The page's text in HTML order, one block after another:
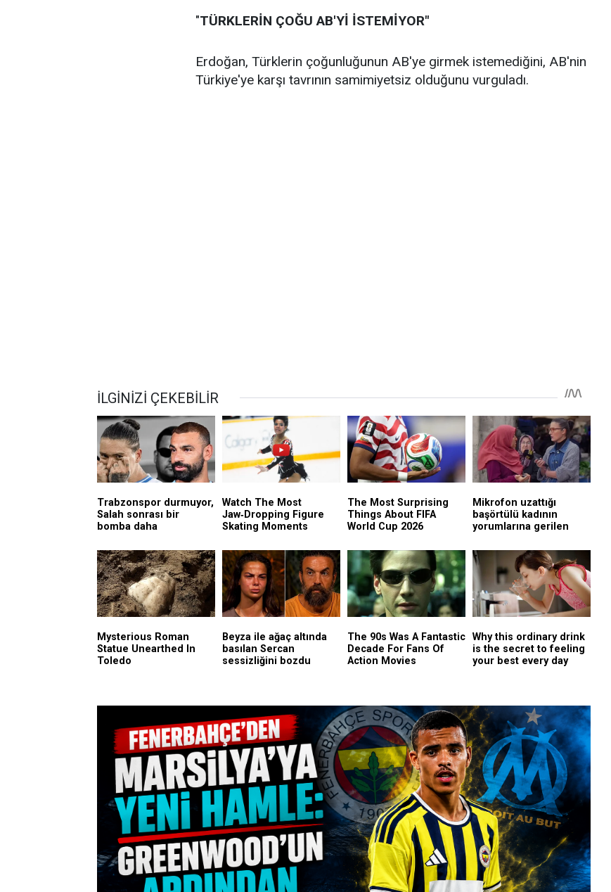
"TÜRKLERİN ÇOĞU AB'Yİ İSTEMİYOR"
Erdoğan, Türklerin çoğunluğunun AB'ye girmek istemediğini, AB'nin
Türkiye'ye karşı tavrının samimiyetsiz olduğunu vurguladı.